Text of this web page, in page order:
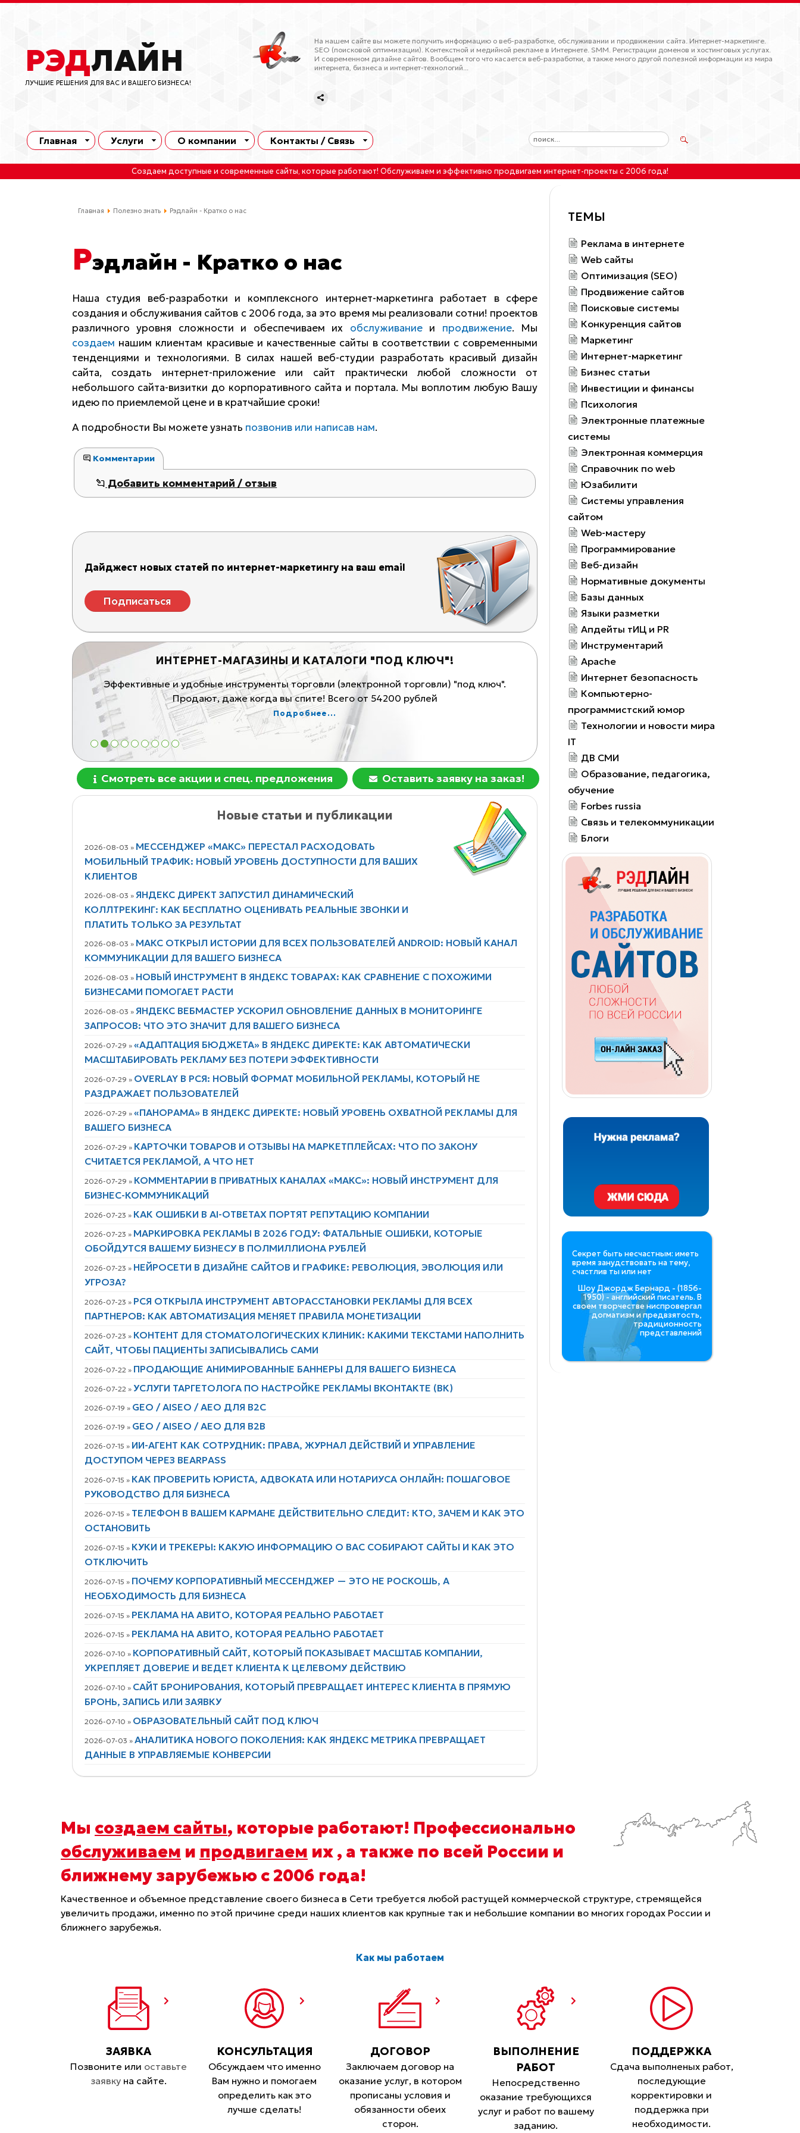
РЭДЛАЙН
ЛУЧШИЕ РЕШЕНИЯ ДЛЯ ВАС И ВАШЕГО БИЗНЕСА!
На нашем сайте вы можете получить информацию о веб-разработке, обслуживании и продвижении сайта. Интернет-маркетинге.
SEO (поисковой оптимизации). Контекстной и медийной рекламе в Интернете. SMM. Регистрации доменов и хостинговых услугах.
И современном дизайне сайтов. Вообщем того что касается веб-разработки, а также много другой полезной информации из мира
интернета, бизнеса и интернет-технологий...
Главная Услуги О компании Контакты / Связь
Создаем доступные и современные сайты, которые работают! Обслуживаем и эффективно продвигаем интернет-проекты с 2006 года!
Главная Полезно знать Рэдлайн - Кратко о нас
Рэдлайн - Кратко о нас
Наша студия веб-разработки и комплексного интернет-маркетинга работает в сфере
создания и обслуживания сайтов с 2006 года, за это время мы реализовали сотни! проектов
различного уровня сложности и обеспечиваем их обслуживаниеи продвижение. Мы
создаем нашим клиентам красивые и качественные сайты в соответствии с современными
тенденциями и технологиями. В силах нашей веб-студии разработать красивый дизайн
сайта, создать интернет-приложение или сайт практически любой сложности от
небольшого сайта-визитки до корпоративного сайта и портала. Мы воплотим любую Вашу
идею по приемлемой цене и в кратчайшие сроки!
А подробности Вы можете узнать позвонив или написав нам.
Комментарии
Добавить комментарий / отзыв
Дайджест новых статей по интернет-маркетингу на ваш email
Подписаться
ИНТЕРНЕТ-МАГАЗИНЫ И КАТАЛОГИ "ПОД КЛЮЧ"!
Эффективные и удобные инструменты торговли (электронной торговли) "под ключ".
Продают, даже когда вы спите! Всего от 54200 рублей
Подробнее...
КОМПЛЕКСНЫЙ ИНТЕРНЕТ-МАРКЕТИНГ И
Максимальную эффективность дает не какой-то
Комбинация таких методов и называется комплексным
от 10000 рублей в месяц
Подробнее...
Смотреть все акции и спец. предложения Оставить заявку на заказ!
Новые статьи и публикации
2026-08-03 » МЕССЕНДЖЕР «МАКС» ПЕРЕСТАЛ РАСХОДОВАТЬ
МОБИЛЬНЫЙ ТРАФИК: НОВЫЙ УРОВЕНЬ ДОСТУПНОСТИ ДЛЯ ВАШИХ
КЛИЕНТОВ
2026-08-03 » ЯНДЕКС ДИРЕКТ ЗАПУСТИЛ ДИНАМИЧЕСКИЙ
КОЛЛТРЕКИНГ: КАК БЕСПЛАТНО ОЦЕНИВАТЬ РЕАЛЬНЫЕ ЗВОНКИ И
ПЛАТИТЬ ТОЛЬКО ЗА РЕЗУЛЬТАТ
2026-08-03 » МАКС ОТКРЫЛ ИСТОРИИ ДЛЯ ВСЕХ ПОЛЬЗОВАТЕЛЕЙ ANDROID: НОВЫЙ КАНАЛ
КОММУНИКАЦИИ ДЛЯ ВАШЕГО БИЗНЕСА
2026-08-03 » НОВЫЙ ИНСТРУМЕНТ В ЯНДЕКС ТОВАРАХ: КАК СРАВНЕНИЕ С ПОХОЖИМИ
БИЗНЕСАМИ ПОМОГАЕТ РАСТИ
2026-08-03 » ЯНДЕКС ВЕБМАСТЕР УСКОРИЛ ОБНОВЛЕНИЕ ДАННЫХ В МОНИТОРИНГЕ
ЗАПРОСОВ: ЧТО ЭТО ЗНАЧИТ ДЛЯ ВАШЕГО БИЗНЕСА
2026-07-29 » «АДАПТАЦИЯ БЮДЖЕТА» В ЯНДЕКС ДИРЕКТЕ: КАК АВТОМАТИЧЕСКИ
МАСШТАБИРОВАТЬ РЕКЛАМУ БЕЗ ПОТЕРИ ЭФФЕКТИВНОСТИ
2026-07-29 » OVERLAY В РСЯ: НОВЫЙ ФОРМАТ МОБИЛЬНОЙ РЕКЛАМЫ, КОТОРЫЙ НЕ
РАЗДРАЖАЕТ ПОЛЬЗОВАТЕЛЕЙ
2026-07-29 » «ПАНОРАМА» В ЯНДЕКС ДИРЕКТЕ: НОВЫЙ УРОВЕНЬ ОХВАТНОЙ РЕКЛАМЫ ДЛЯ
ВАШЕГО БИЗНЕСА
2026-07-29 » КАРТОЧКИ ТОВАРОВ И ОТЗЫВЫ НА МАРКЕТПЛЕЙСАХ: ЧТО ПО ЗАКОНУ
СЧИТАЕТСЯ РЕКЛАМОЙ, А ЧТО НЕТ
2026-07-29 » КОММЕНТАРИИ В ПРИВАТНЫХ КАНАЛАХ «МАКС»: НОВЫЙ ИНСТРУМЕНТ ДЛЯ
БИЗНЕС-КОММУНИКАЦИЙ
2026-07-23 » КАК ОШИБКИ В AI-ОТВЕТАХ ПОРТЯТ РЕПУТАЦИЮ КОМПАНИИ
2026-07-23 » МАРКИРОВКА РЕКЛАМЫ В 2026 ГОДУ: ФАТАЛЬНЫЕ ОШИБКИ, КОТОРЫЕ
ОБОЙДУТСЯ ВАШЕМУ БИЗНЕСУ В ПОЛМИЛЛИОНА РУБЛЕЙ
2026-07-23 » НЕЙРОСЕТИ В ДИЗАЙНЕ САЙТОВ И ГРАФИКЕ: РЕВОЛЮЦИЯ, ЭВОЛЮЦИЯ ИЛИ
УГРОЗА?
2026-07-23 » РСЯ ОТКРЫЛА ИНСТРУМЕНТ АВТОРАССТАНОВКИ РЕКЛАМЫ ДЛЯ ВСЕХ
ПАРТНЕРОВ: КАК АВТОМАТИЗАЦИЯ МЕНЯЕТ ПРАВИЛА МОНЕТИЗАЦИИ
2026-07-23 » КОНТЕНТ ДЛЯ СТОМАТОЛОГИЧЕСКИХ КЛИНИК: КАКИМИ ТЕКСТАМИ НАПОЛНИТЬ
САЙТ, ЧТОБЫ ПАЦИЕНТЫ ЗАПИСЫВАЛИСЬ САМИ
2026-07-22 » ПРОДАЮЩИЕ АНИМИРОВАННЫЕ БАННЕРЫ ДЛЯ ВАШЕГО БИЗНЕСА
2026-07-22 » УСЛУГИ ТАРГЕТОЛОГА ПО НАСТРОЙКЕ РЕКЛАМЫ ВКОНТАКТЕ (ВК)
2026-07-19 » GEO / AISEO / AEO ДЛЯ B2C
2026-07-19 » GEO / AISEO / AEO ДЛЯ B2B
2026-07-15 » ИИ-АГЕНТ КАК СОТРУДНИК: ПРАВА, ЖУРНАЛ ДЕЙСТВИЙ И УПРАВЛЕНИЕ
ДОСТУПОМ ЧЕРЕЗ BEARPASS
2026-07-15 » КАК ПРОВЕРИТЬ ЮРИСТА, АДВОКАТА ИЛИ НОТАРИУСА ОНЛАЙН: ПОШАГОВОЕ
РУКОВОДСТВО ДЛЯ БИЗНЕСА
2026-07-15 » ТЕЛЕФОН В ВАШЕМ КАРМАНЕ ДЕЙСТВИТЕЛЬНО СЛЕДИТ: КТО, ЗАЧЕМ И КАК ЭТО
ОСТАНОВИТЬ
2026-07-15 » КУКИ И ТРЕКЕРЫ: КАКУЮ ИНФОРМАЦИЮ О ВАС СОБИРАЮТ САЙТЫ И КАК ЭТО
ОТКЛЮЧИТЬ
2026-07-15 » ПОЧЕМУ КОРПОРАТИВНЫЙ МЕССЕНДЖЕР — ЭТО НЕ РОСКОШЬ, А
НЕОБХОДИМОСТЬ ДЛЯ БИЗНЕСА
2026-07-15 » РЕКЛАМА НА АВИТО, КОТОРАЯ РЕАЛЬНО РАБОТАЕТ
2026-07-15 » РЕКЛАМА НА АВИТО, КОТОРАЯ РЕАЛЬНО РАБОТАЕТ
2026-07-10 » КОРПОРАТИВНЫЙ САЙТ, КОТОРЫЙ ПОКАЗЫВАЕТ МАСШТАБ КОМПАНИИ,
УКРЕПЛЯЕТ ДОВЕРИЕ И ВЕДЕТ КЛИЕНТА К ЦЕЛЕВОМУ ДЕЙСТВИЮ
2026-07-10 » САЙТ БРОНИРОВАНИЯ, КОТОРЫЙ ПРЕВРАЩАЕТ ИНТЕРЕС КЛИЕНТА В ПРЯМУЮ
БРОНЬ, ЗАПИСЬ ИЛИ ЗАЯВКУ
2026-07-10 » ОБРАЗОВАТЕЛЬНЫЙ САЙТ ПОД КЛЮЧ
2026-07-03 » АНАЛИТИКА НОВОГО ПОКОЛЕНИЯ: КАК ЯНДЕКС МЕТРИКА ПРЕВРАЩАЕТ
ДАННЫЕ В УПРАВЛЯЕМЫЕ КОНВЕРСИИ
ТЕМЫ
Реклама в интернете
Web сайты
Оптимизация (SEO)
Продвижение сайтов
Поисковые системы
Конкуренция сайтов
Маркетинг
Интернет-маркетинг
Бизнес статьи
Инвестиции и финансы
Психология
Электронные платежные
системы
Электронная коммерция
Справочник по web
Юзабилити
Системы управления
сайтом
Web-мастеру
Программирование
Веб-дизайн
Нормативные документы
Базы данных
Языки разметки
Апдейты тИЦ и PR
Инструментарий
Apache
Интернет безопасность
Компьютерно-
программистский юмор
Технологии и новости мира
IT
ДВ СМИ
Образование, педагогика,
обучение
Forbes russia
Связь и телекоммуникации
Блоги
Секрет быть несчастным: иметь
время занудствовать на тему,
счастлив ты или нет
Шоу Джордж Бернард - (1856-
1950) - английский писатель. В
своем творчестве ниспровергал
догматизм и предвзятость,
традиционность
представлений
Мы создаем сайты, которые работают! Профессионально
обслуживаем и продвигаем их , а также по всей России и
ближнему зарубежью с 2006 года!
Качественное и объемное представление своего бизнеса в Сети требуется любой растущей коммерческой структуре, стремящейся
увеличить продажи, именно по этой причине среди наших клиентов как крупные так и небольшие компании во многих городах России и
ближнего зарубежья.
Как мы работаем
ЗАЯВКА
Позвоните или оставьте
заявку на сайте.
КОНСУЛЬТАЦИЯ
Обсуждаем что именно
Вам нужно и помогаем
определить как это
лучше сделать!
ДОГОВОР
Заключаем договор на
оказание услуг, в котором
прописаны условия и
обязанности обеих
сторон.
ВЫПОЛНЕНИЕ
РАБОТ
Непосредственно
оказание требующихся
услуг и работ по вашему
заданию.
ПОДДЕРЖКА
Сдача выполненых работ,
последующие
корректировки и
поддержка при
необходимости.